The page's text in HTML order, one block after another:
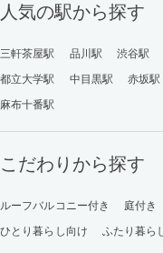
人気の駅から探す
三軒茶屋駅 品川駅 渋谷駅
都立大学駅
中目黒駅 赤坂駅
麻布十番駅
こだわりから探す
ルーフバルコニー付き 庭付き
ひとり暮らし向け
ふたり暮ら